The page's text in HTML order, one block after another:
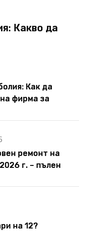
Какво да
Как да
фирма за
ремонт на
г. – пълен
на 12?